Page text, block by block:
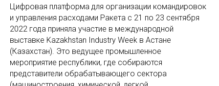
Цифровая платформа для организации командировок
и управления расходами Ракета с 21 по 23 сентября
2022 года приняла участие в международной
выставке Kazakhstan Industry Week в Астане
(Казахстан). Это ведущее промышленное
мероприятие республики, где собираются
представители обрабатывающего сектора